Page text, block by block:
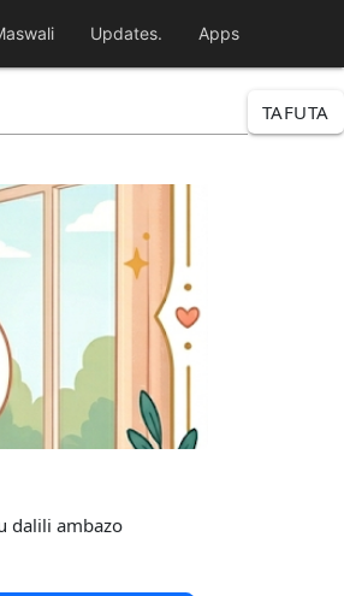
Updates. Apps
TAFUTA
dalili ambazo